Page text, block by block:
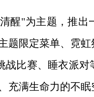
醒"为主题，推出
题限定菜单、霓
比赛、睡衣派
充满生命力的不